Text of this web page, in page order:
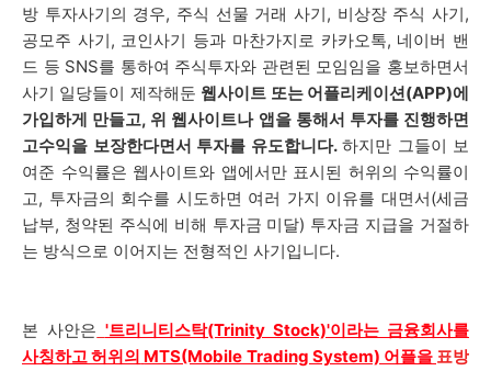
방 투자사기의 경우, 주식 선물 거래 사기, 비상장 주식 사기,
공모주 사기, 코인사기 등과 마찬가지로 카카오톡, 네이버 밴
드 등 SNS를 통하여 주식투자와 관련된 모임임을 홍보하면서
사기 일당들이 제작해둔 웹사이트 또는 어플리케이션(APP)에
가입하게 만들고, 위 웹사이트나 앱을 통해서 투자를 진행하면
고수익을 보장한다면서 투자를 유도합니다. 하지만 그들이 보
여준 수익률은 웹사이트와 앱에서만 표시된 허위의 수익률이
고, 투자금의 회수를 시도하면 여러 가지 이유를 대면서(세금
납부, 청약된 주식에 비해 투자금 미달) 투자금 지급을 거절하
는 방식으로 이어지는 전형적인 사기입니다.
본 사안은 '트리니티스탁(Trinity Stock)'이라는 금융회사를
사칭하고 허위의 MTS(Mobile Trading System) 어플을 표방